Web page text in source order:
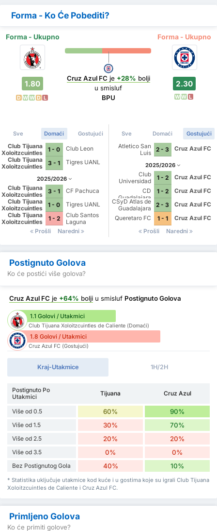
Forma - Ko Će Pobediti?
Forma - Ukupno Forma - Ukupno
1.80
D W W D L
Cruz Azul FC je +28% bolji
u smisluf
BPU
2.30
W W L
Sve Domaći Gostujući
Club Tijuana
Xoloitzcuintles
de Caliente
1 - 0
Club Leon
Club Tijuana
Xoloitzcuintles
3 - 1 Tigres UANL
2025/2026
Club Tijuana
Xoloitzcuintles
de Caliente
3 - 1
CF Pachuca
Club Tijuana
Xoloitzcuintles
de Caliente
1 - 0
Tigres UANL
Club Tijuana
Xoloitzcuintles
de Caliente
1 - 2
Club Santos
Laguna
Prošli
Naredni
Sve Domaći Gostujući
Atletico San
Luis
2 - 3 Cruz Azul FC
2025/2026
Club
Universidad
Nacional
1 - 2
Cruz Azul FC
CD
Guadalajara
1 - 2
Cruz Azul FC
CSyD Atlas de
Guadalajara
2 - 3
Cruz Azul FC
Queretaro FC
1 - 1
Cruz Azul FC
Prošli
Naredni
Postignuto Golova
Ko će postići više golova?
Cruz Azul FC je +64% bolji u smisluf Postignuto Golova
1.1 Golovi / Utakmici
Club Tijuana Xoloitzcuintles de Caliente (Domaći)
1.8 Golovi / Utakmici
Cruz Azul FC (Gostujući)
Kraj-Utakmice 1H/2H
Postignuto Po
Utakmici
Tijuana Cruz Azul
Više od 0.5 60% 90%
Više od 1.5 30% 70%
Više od 2.5 20% 20%
Više od 3.5 0% 0%
Bez Postignutog Gola 40% 10%
* Statistika uključuje utakmice kod kuće i u gostima koje su igrali Club Tijuana
Xoloitzcuintles de Caliente i Cruz Azul FC.
Primljeno Golova
Ko će primiti golove?